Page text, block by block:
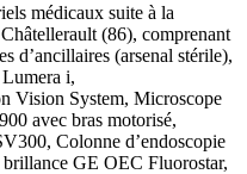
médicaux suite à la
(86), comprenant
d’ancillaires (arsenal stérile),
i,
Vision System, Microscope
avec bras motorisé,
Colonne d’endoscopie
GE OEC Fluorostar,